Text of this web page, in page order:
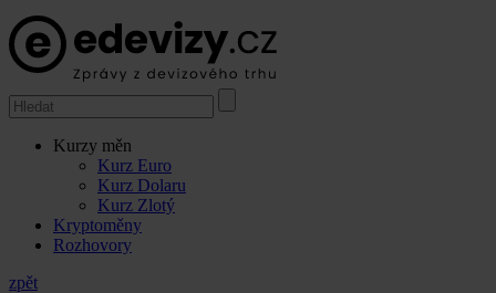
Kurzy měn
Kurz Euro
Kurz Dolaru
Kurz Zlotý
Kryptoměny
Rozhovory
zpět